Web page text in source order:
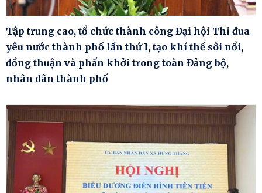
Tập trung cao, tổ chức thành công Đại hội Thi đua
yêu nước thành phố lần thứ I, tạo khí thế sôi nổi,
đồng thuận và phấn khởi trong toàn Đảng bộ,
nhân dân thành phố